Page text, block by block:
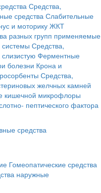
Средства,
средства Слабительные
и моторику ЖКТ
разных групп применяемые
Средства,
Ферментные
болезни Крона и
Средства,
желчных камней
кишечной микрофлоры
пептического фактора
средства
Гомеопатические средства
наружные